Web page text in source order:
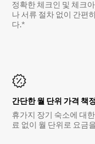
정확한 체크인 및 체크
나 서류 절차 없이 간편
다.*
간단한 월 단위 가격 책
휴가지 장기 숙소에 대
료 없이 월 단위로 요금